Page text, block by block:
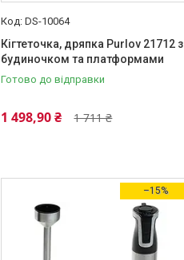
DS-10064
Кігтеточка, дряпка Purlov 21712 з
будиночком та платформами
Готово до відправки
1 711 ₴
1 498,90 ₴
–15%